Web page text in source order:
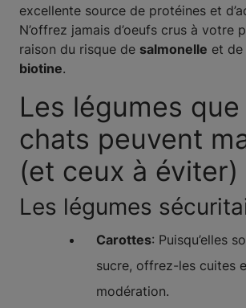
excellente source de protéines et
N’offrez jamais d’oeufs crus à votre
raison du risque de salmonelle et de
biotine.
Les légumes que
chats peuvent
(et ceux à éviter)
Les légumes
Carottes: Puisqu’elles
sucre, offrez-les cuites
modération.